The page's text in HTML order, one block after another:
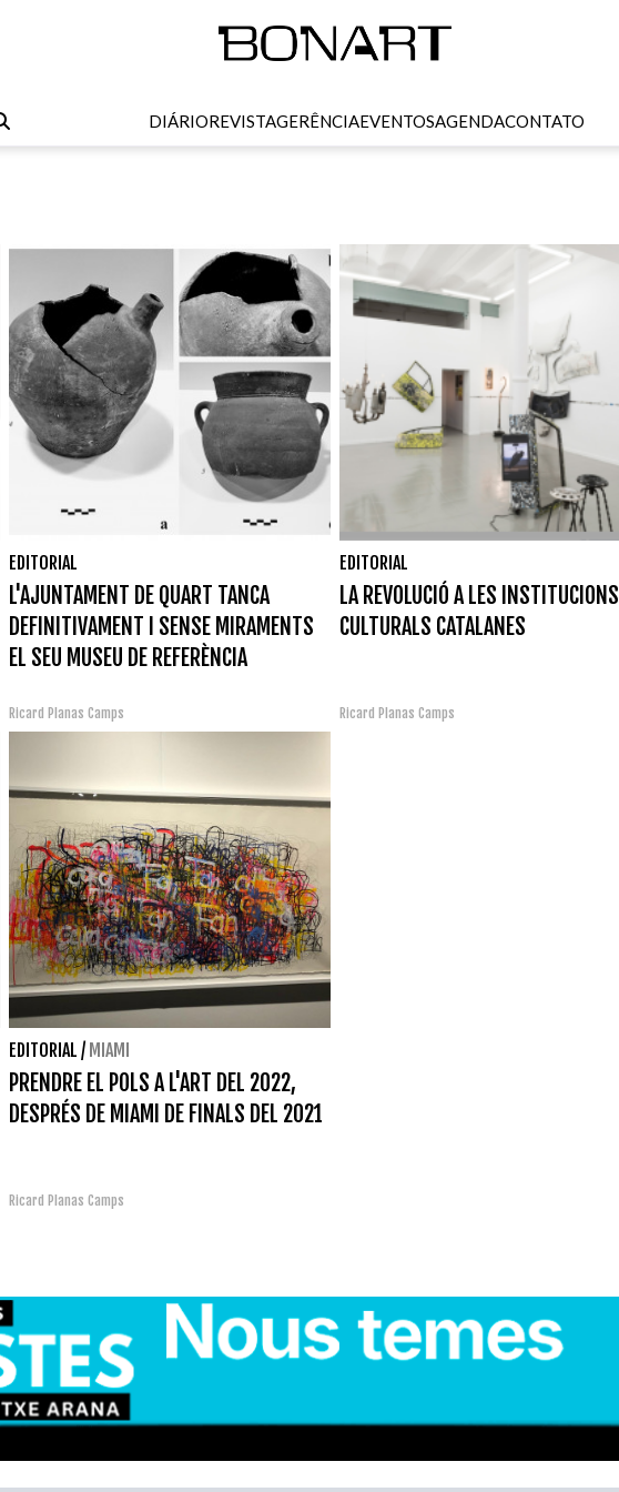
DIÁRIOREVISTAGERÊNCIAEVENTOSAGENDACONTATO
EDITORIAL
L'AJUNTAMENT DE QUART TANCA
DEFINITIVAMENT I SENSE MIRAMENTS
EL SEU MUSEU DE REFERÈNCIA
Ricard Planas Camps
EDITORIAL
LA REVOLUCIÓ A LES INSTITUCIONS
CULTURALS CATALANES
Ricard Planas Camps
EDITORIAL / MIAMI
PRENDRE EL POLS A L'ART DEL 2022,
DESPRÉS DE MIAMI DE FINALS DEL 2021
Ricard Planas Camps